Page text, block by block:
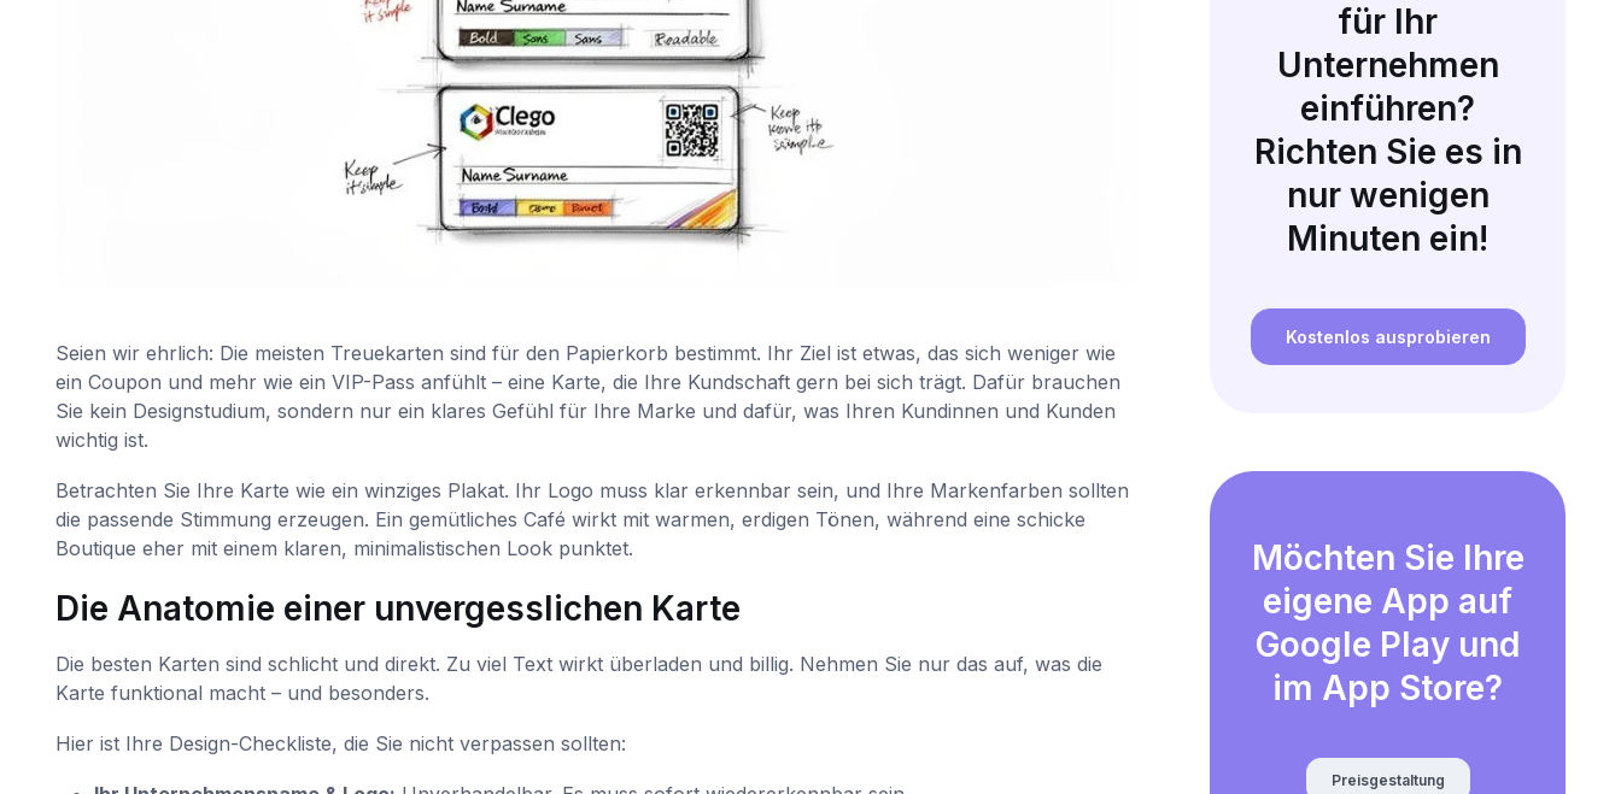
Seien wir ehrlich: Die meisten Treuekarten sind für den Papierkorb bestimmt. Ihr Ziel ist etwas, das sich weniger wie
ein Coupon und mehr wie ein VIP-Pass anfühlt – eine Karte, die Ihre Kundschaft gern bei sich trägt. Dafür brauchen
Sie kein Designstudium, sondern nur ein klares Gefühl für Ihre Marke und dafür, was Ihren Kundinnen und Kunden
wichtig ist.
Betrachten Sie Ihre Karte wie ein winziges Plakat. Ihr Logo muss klar erkennbar sein, und Ihre Markenfarben sollten
die passende Stimmung erzeugen. Ein gemütliches Café wirkt mit warmen, erdigen Tönen, während eine schicke
Boutique eher mit einem klaren, minimalistischen Look punktet.
Die Anatomie einer unvergesslichen Karte
Die besten Karten sind schlicht und direkt. Zu viel Text wirkt überladen und billig. Nehmen Sie nur das auf, was die
Karte funktional macht – und besonders.
Hier ist Ihre Design-Checkliste, die Sie nicht verpassen sollten:
für Ihr
Unternehmen
einführen?
Richten Sie es in
nur wenigen
Minuten ein!
Kostenlos ausprobieren
Möchten Sie Ihre
eigene App auf
Google Play und
im App Store?
Preisgestaltung